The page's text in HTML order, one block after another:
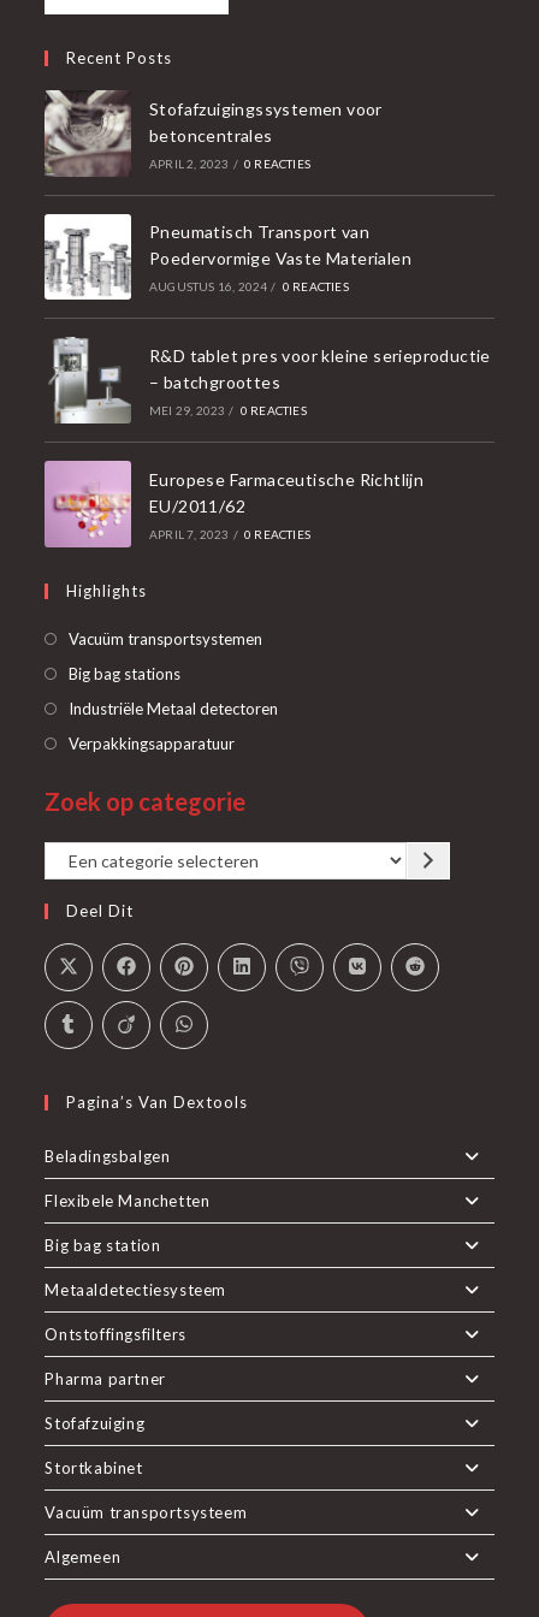
Recent Posts
Stofafzuigingssystemen voor
betoncentrales
APRIL 2, 2023 / 0 REACTIES
Pneumatisch Transport van
Poedervormige Vaste Materialen
AUGUSTUS 16, 2024 / 0 REACTIES
R&D tablet pres voor kleine serieproductie
– batchgroottes
MEI 29, 2023 / 0 REACTIES
Europese Farmaceutische Richtlijn
EU/2011/62
APRIL 7, 2023 / 0 REACTIES
Highlights
Vacuüm transportsystemen
Big bag stationsOpent
in
Industriële Metaal detectoren
VerpakkingsapparatuurOpent
een
tab
Zoek op categorie
Een
categorie
selecteren
Deel Dit
Pagina’s Van Dextools
Beladingsbalgen
Flexibele Manchetten
Big bag station
Metaaldetectiesysteem
Ontstoffingsfilters
Pharma partner
Stofafzuiging
Stortkabinet
Vacuüm transportsysteem
Algemeen